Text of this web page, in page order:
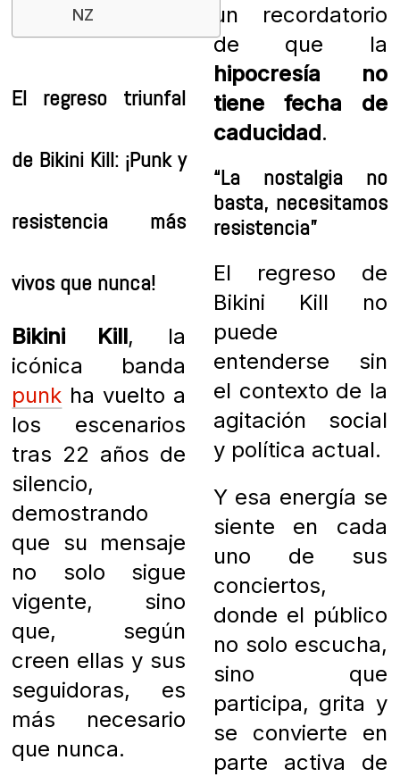
NZ
El regreso triunfal
de Bikini Kill: ¡Punk y
resistencia más
vivos que nunca!
Bikini Kill, la
icónica banda
punk ha vuelto a
los escenarios
tras 22 años de
silencio,
demostrando
que su mensaje
no solo sigue
vigente, sino
que, según
creen ellas y sus
seguidoras, es
más necesario
que nunca.
un recordatorio
de que la
hipocresía no
tiene fecha de
caducidad.
“La nostalgia no
basta, necesitamos
resistencia”
El regreso de
Bikini Kill no
puede
entenderse sin
el contexto de la
agitación social
y política actual.
Y esa energía se
siente en cada
uno de sus
conciertos,
donde el público
no solo escucha,
sino que
participa, grita y
se convierte en
parte activa de